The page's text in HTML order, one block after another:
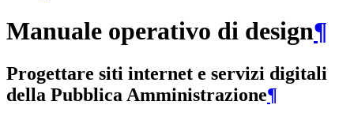
Manuale operativo di design¶
Progettare siti internet e servizi digitali
della Pubblica Amministrazione¶